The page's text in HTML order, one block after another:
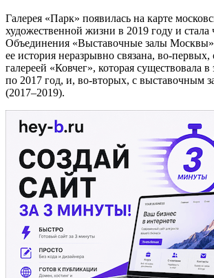
Галерея «Парк» появилась на карте
художественной жизни в 2019 году и стала
Объединения «Выставочные залы
ее история неразрывно связана, во-первых,
галереей «Ковчег», которая существовала
по 2017 год, и, во-вторых, с выставочным
(2017–2019).